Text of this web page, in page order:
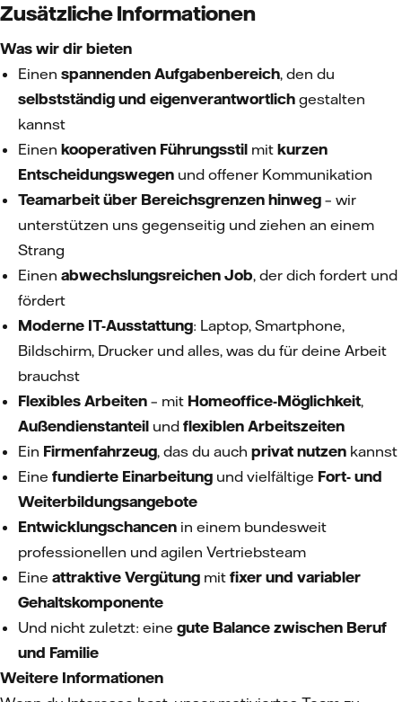
Zusätzliche Informationen
Was wir dir bieten
Einen spannenden Aufgabenbereich, den du
selbstständig und eigenverantwortlich gestalten
kannst
Einen kooperativen Führungsstil mit kurzen
Entscheidungswegen und offener Kommunikation
Teamarbeit über Bereichsgrenzen hinweg – wir
unterstützen uns gegenseitig und ziehen an einem
Strang
Einen abwechslungsreichen Job, der dich fordert und
fördert
Moderne IT-Ausstattung: Laptop, Smartphone,
Bildschirm, Drucker und alles, was du für deine Arbeit
brauchst
Flexibles Arbeiten – mit Homeoffice-Möglichkeit,
Außendienstanteil und flexiblen Arbeitszeiten
Ein Firmenfahrzeug, das du auch privat nutzen kannst
Eine fundierte Einarbeitung und vielfältige Fort- und
Weiterbildungsangebote
Entwicklungschancen in einem bundesweit
professionellen und agilen Vertriebsteam
Eine attraktive Vergütung mit fixer und variabler
Gehaltskomponente
Und nicht zuletzt: eine gute Balance zwischen Beruf
und Familie
Weitere Informationen